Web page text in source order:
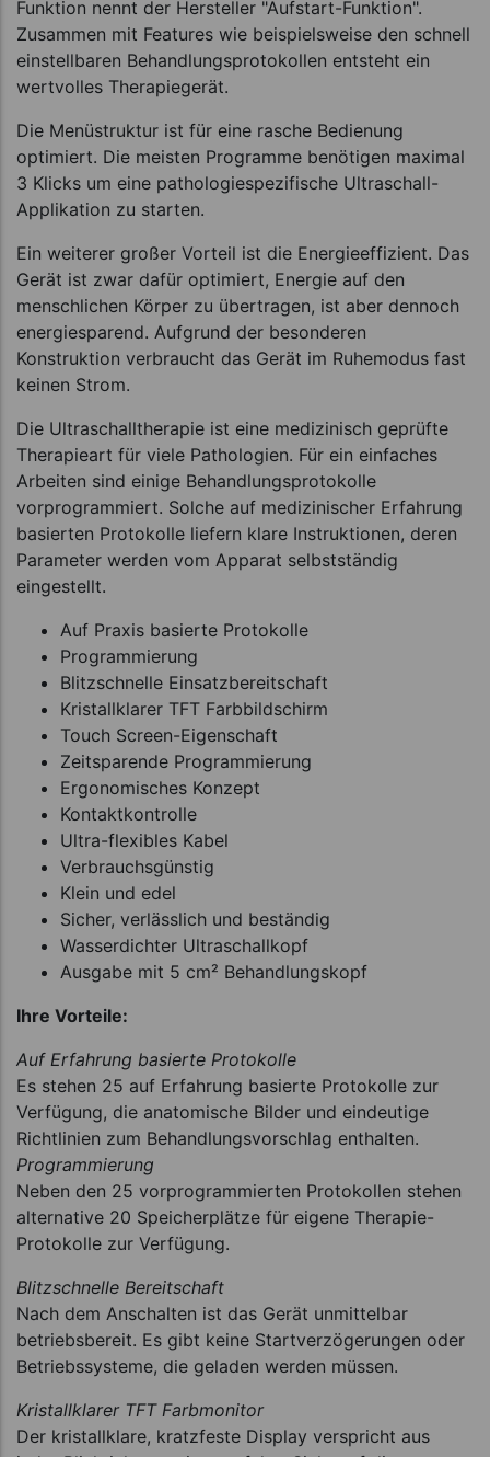
Funktion nennt der Hersteller "Aufstart-Funktion".
Zusammen mit Features wie beispielsweise den schnell
einstellbaren Behandlungsprotokollen entsteht ein
wertvolles Therapiegerät.
Die Menüstruktur ist für eine rasche Bedienung
optimiert. Die meisten Programme benötigen maximal
3 Klicks um eine pathologiespezifische Ultraschall-
Applikation zu starten.
Ein weiterer großer Vorteil ist die Energieeffizient. Das
Gerät ist zwar dafür optimiert, Energie auf den
menschlichen Körper zu übertragen, ist aber dennoch
energiesparend. Aufgrund der besonderen
Konstruktion verbraucht das Gerät im Ruhemodus fast
keinen Strom.
Die Ultraschalltherapie ist eine medizinisch geprüfte
Therapieart für viele Pathologien. Für ein einfaches
Arbeiten sind einige Behandlungsprotokolle
vorprogrammiert. Solche auf medizinischer Erfahrung
basierten Protokolle liefern klare Instruktionen, deren
Parameter werden vom Apparat selbstständig
eingestellt.
Auf Praxis basierte Protokolle
Programmierung
Blitzschnelle Einsatzbereitschaft
Kristallklarer TFT Farbbildschirm
Touch Screen-Eigenschaft
Zeitsparende Programmierung
Ergonomisches Konzept
Kontaktkontrolle
Ultra-flexibles Kabel
Verbrauchsgünstig
Klein und edel
Sicher, verlässlich und beständig
Wasserdichter Ultraschallkopf
Ausgabe mit 5 cm² Behandlungskopf
Ihre Vorteile:
Auf Erfahrung basierte Protokolle
Es stehen 25 auf Erfahrung basierte Protokolle zur
Verfügung, die anatomische Bilder und eindeutige
Richtlinien zum Behandlungsvorschlag enthalten.
Programmierung
Neben den 25 vorprogrammierten Protokollen stehen
alternative 20 Speicherplätze für eigene Therapie-
Protokolle zur Verfügung.
Blitzschnelle Bereitschaft
Nach dem Anschalten ist das Gerät unmittelbar
betriebsbereit. Es gibt keine Startverzögerungen oder
Betriebssysteme, die geladen werden müssen.
Kristallklarer TFT Farbmonitor
Der kristallklare, kratzfeste Display verspricht aus